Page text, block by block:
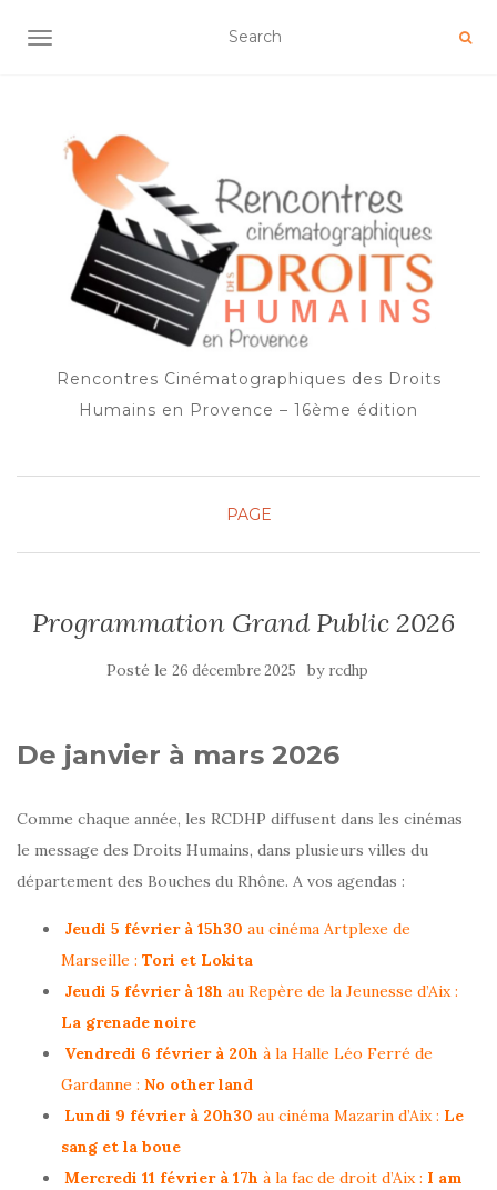
OUVRIR/FERMER LA NAVIGATION
Rencontres Cinématographiques des Droits
Humains en Provence – 16ème édition
PAGE
Programmation Grand Public 2026
Posté le 26 décembre 2025 by rcdhp
De janvier à mars 2026
Comme chaque année, les RCDHP diffusent dans les cinémas
le message des Droits Humains, dans plusieurs villes du
département des Bouches du Rhône. A vos agendas :
Jeudi 5 février à 15h30 au cinéma Artplexe de
Marseille : Tori et Lokita
Jeudi 5 février à 18h au Repère de la Jeunesse d’Aix :
La grenade noire
Vendredi 6 février à 20h à la Halle Léo Ferré de
Gardanne : No other land
Lundi 9 février à 20h30 au cinéma Mazarin d’Aix : Le
sang et la boue
Mercredi 11 février à 17h à la fac de droit d’Aix : I am